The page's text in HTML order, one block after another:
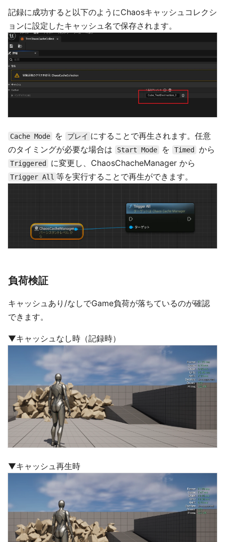
記録に成功すると以下のようにChaosキャッシュコレクシ
ョンに設定したキャッシュ名で保存されます。
Cache Mode を プレイ にすることで再生されます。任意
のタイミングが必要な場合は
Start Mode を Timed から
Triggered に変更し、ChaosChacheManager から
Trigger All 等を実行することで再生ができます。
負荷検証
キャッシュあり/なしでGame負荷が落ちているのが確認
できます。
▼キャッシュなし時（記録時）
▼キャッシュ再生時